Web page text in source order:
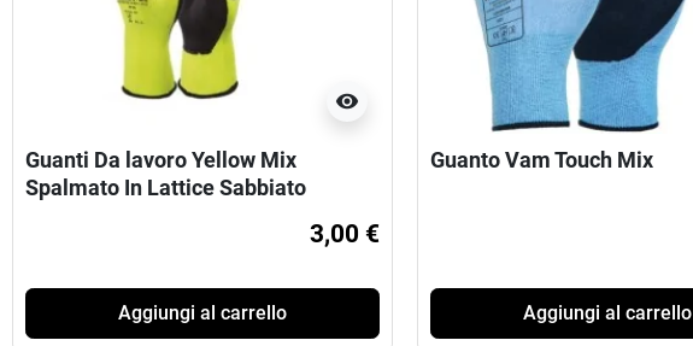
visibility
Guanti Da lavoro Yellow Mix
Spalmato In Lattice Sabbiato
3,00 €
Aggiungi al carrello
Guanto Vam Touch Mix
Aggiungi al carrello